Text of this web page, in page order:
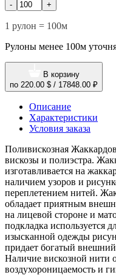
- +
1 рулон = 100м
Рулоны менее 100м
В корзину
по 220.00 $ / 17848.00 ₽
Описание
Характеристики
Условия заказа
Поливискозная
вискозы и полиэстра.
изготавливается на
наличием узоров и
переплетением нитей.
обладает приятным
на лицевой стороне и
подкладка используется
изысканной одежды
придает богатый
Наличие вискозной нити
воздухороницаемость и